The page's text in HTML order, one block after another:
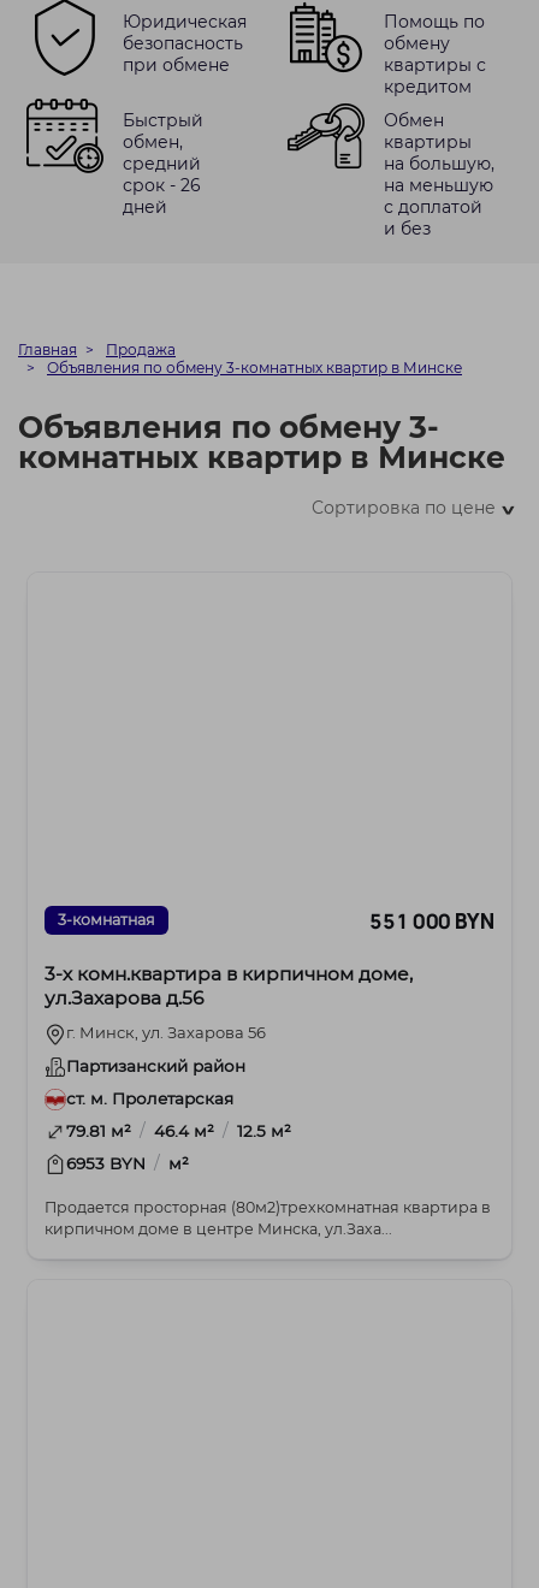
Юридическая
безопасность
при обмене
Помощь по
обмену
квартиры с
кредитом
Быстрый
обмен,
средний
срок - 26
дней
Обмен
квартиры
на большую,
на меньшую
с доплатой
и без
Главная
Продажа
Объявления по обмену 3-комнатных квартир в Минске
Объявления по обмену 3-
комнатных квартир в Минске
Сортировка по цене>
3-комнатная 551 000 BYN
3-х комн.квартира в кирпичном доме,
ул.Захарова д.56
г. Минск, ул. Захарова 56
Партизанский район
ст. м. Пролетарская
79.81 м² / 46.4 м² / 12.5 м²
6953 BYN / м²
Продается просторная (80м2)трехкомнатная квартира в
кирпичном доме в центре Минска, ул.Заха...